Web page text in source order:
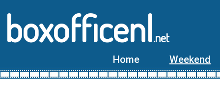
boxofficenl.net
Home Weekend